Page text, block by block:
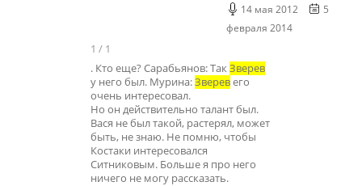
14 мая 2012
5
февраля 2014
1 / 1
. Кто еще? Сарабьянов: ТакЗверев
у него был. Мурина:Зверевего
очень интересовал.
Но он действительно талант был.
Вася не был такой, растерял, может
быть, не знаю. Не помню, чтобы
Костаки интересовался
Ситниковым. Больше я про него
ничего не могу рассказать.